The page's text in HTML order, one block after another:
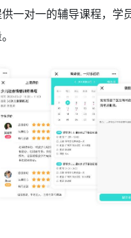
一对一的辅导课程，学